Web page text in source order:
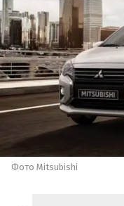
Фото Mitsubishi